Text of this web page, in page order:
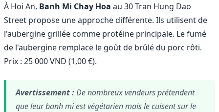
À Hoi An, Banh Mi Chay Hoa au 30 Tran Hung Dao
Street propose une approche différente. Ils utilisent de
l'aubergine grillée comme protéine principale. Le fumé
de l'aubergine remplace le goût de brûlé du porc rôti.
Prix : 25 000 VND (1,00 €).
Avertissement :De nombreux vendeurs prétendent
que leur banh mi est végétarien mais le cuisent sur le